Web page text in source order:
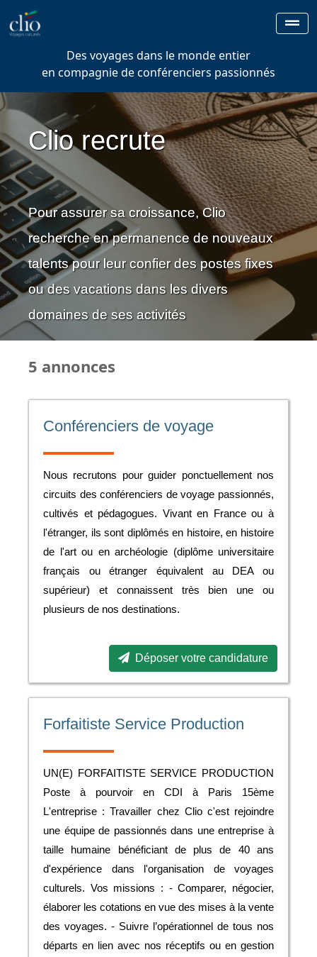
Des voyages dans le monde entier
en compagnie de conférenciers passionnés
Clio recrute
Pour assurer sa croissance, Clio
recherche en permanence de nouveaux
talents pour leur confier des postes fixes
ou des vacations dans les divers
domaines de ses activités
Rejoignez-nous !
5 annonces
Conférenciers de voyage
Nous recrutons pour guider ponctuellement nos
circuits des conférenciers de voyage passionnés,
cultivés et pédagogues. Vivant en France ou à
l'étranger, ils sont diplômés en histoire, en histoire
de l'art ou en archéologie (diplôme universitaire
français ou étranger équivalent au DEA ou
supérieur) et connaissent très bien une ou
plusieurs de nos destinations.
Déposer votre candidature
Forfaitiste Service Production
UN(E) FORFAITISTE SERVICE PRODUCTION
Poste à pourvoir en CDI à Paris 15ème
L'entreprise : Travailler chez Clio c'est rejoindre
une équipe de passionnés dans une entreprise à
taille humaine bénéficiant de plus de 40 ans
d'expérience dans l'organisation de voyages
culturels. Vos missions : - Comparer, négocier,
élaborer les cotations en vue des mises à la vente
des voyages. - Suivre l’opérationnel de tous nos
départs en lien avec nos réceptifs ou en gestion